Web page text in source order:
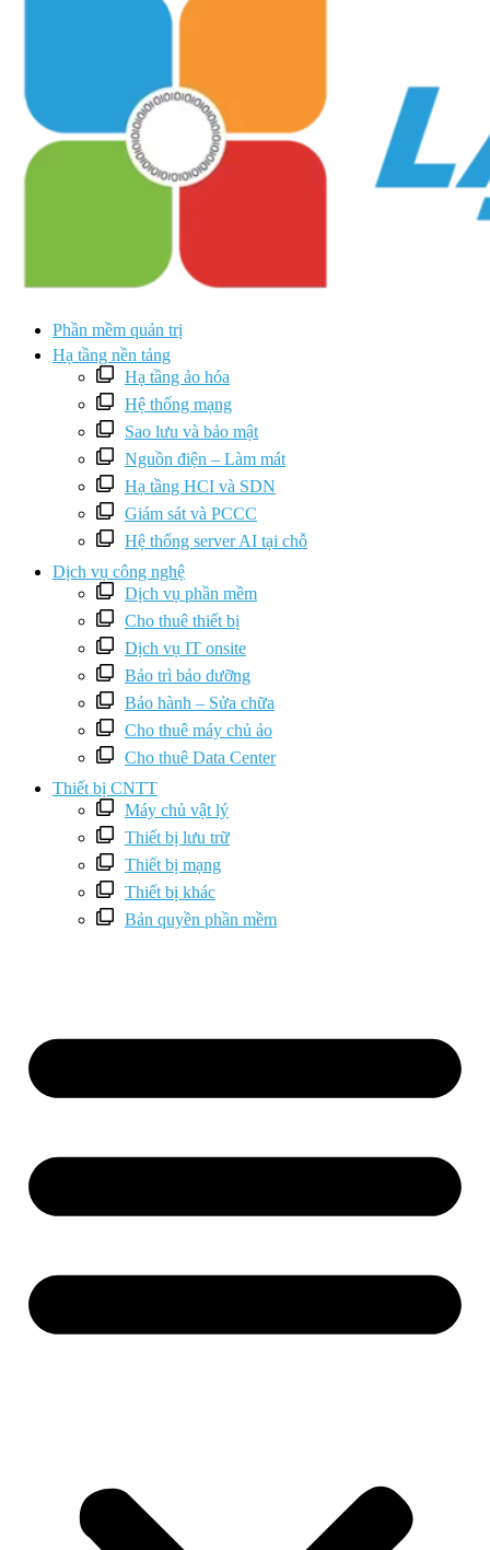
Phần mềm quản trị
Hạ tầng nền tảng
Hạ tầng ảo hóa
Hệ thống mạng
Sao lưu và bảo mật
Nguồn điện – Làm mát
Hạ tầng HCI và SDN
Giám sát và PCCC
Hệ thống server AI tại chỗ
Dịch vụ công nghệ
Dịch vụ phần mềm
Cho thuê thiết bị
Dịch vụ IT onsite
Bảo trì bảo dưỡng
Bảo hành – Sửa chữa
Cho thuê máy chủ ảo
Cho thuê Data Center
Thiết bị CNTT
Máy chủ vật lý
Thiết bị lưu trữ
Thiết bị mạng
Thiết bị khác
Bản quyền phần mềm